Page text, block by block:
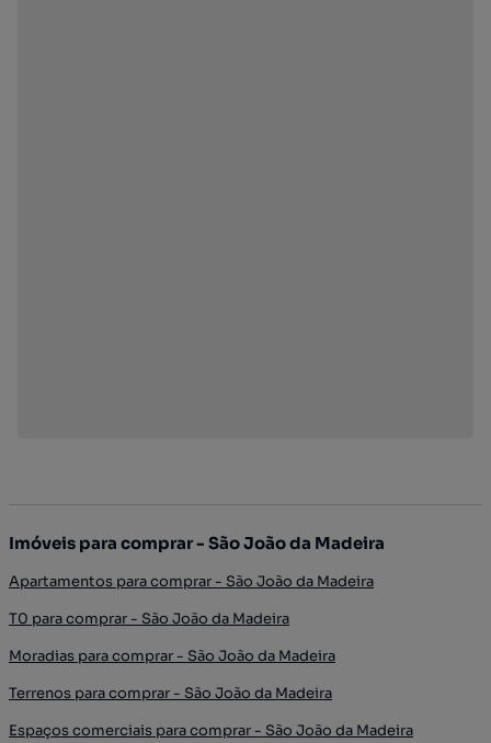
Imóveis para comprar - São João da Madeira
Apartamentos para comprar - São João da Madeira
T0 para comprar - São João da Madeira
Moradias para comprar - São João da Madeira
Terrenos para comprar - São João da Madeira
Espaços comerciais para comprar - São João da Madeira